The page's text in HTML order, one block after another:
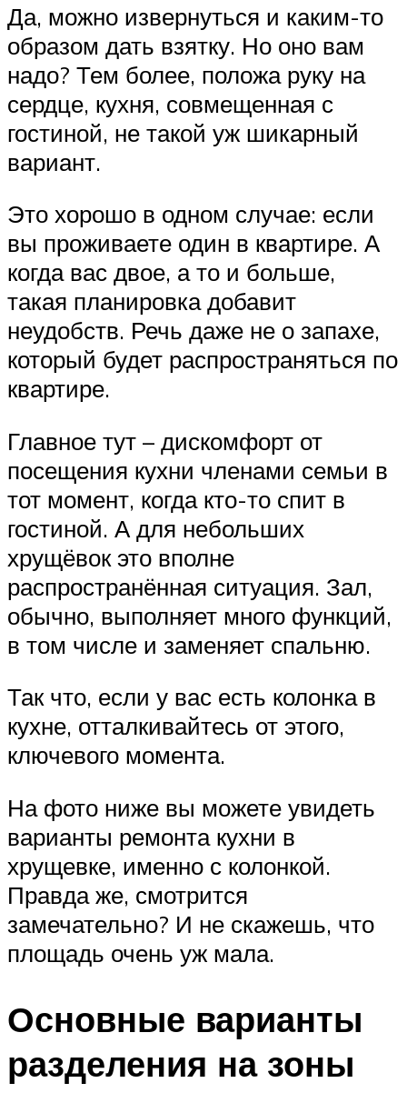
Да, можно извернуться и каким-то
образом дать взятку. Но оно вам
надо? Тем более, положа руку на
сердце, кухня, совмещенная с
гостиной, не такой уж шикарный
вариант.
Это хорошо в одном случае: если
вы проживаете один в квартире. А
когда вас двое, а то и больше,
такая планировка добавит
неудобств. Речь даже не о запахе,
который будет распространяться по
квартире.
Главное тут – дискомфорт от
посещения кухни членами семьи в
тот момент, когда кто-то спит в
гостиной. А для небольших
хрущёвок это вполне
распространённая ситуация. Зал,
обычно, выполняет много функций,
в том числе и заменяет спальню.
Так что, если у вас есть колонка в
кухне, отталкивайтесь от этого,
ключевого момента.
На фото ниже вы можете увидеть
варианты ремонта кухни в
хрущевке, именно с колонкой.
Правда же, смотрится
замечательно? И не скажешь, что
площадь очень уж мала.
Основные варианты
разделения на зоны